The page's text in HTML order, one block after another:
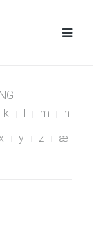
k l m
n
y z
æ